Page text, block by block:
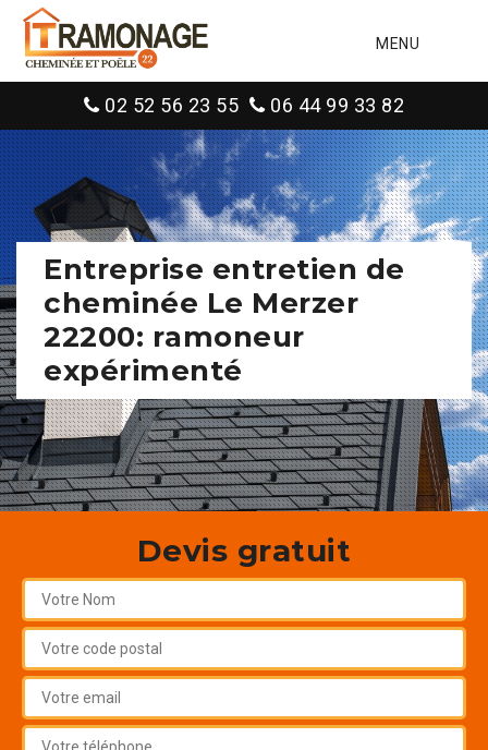
MENU
02 52 56 23 55 06 44 99 33 82
Entreprise entretien de
cheminée Le Merzer
22200: ramoneur
expérimenté
Devis gratuit